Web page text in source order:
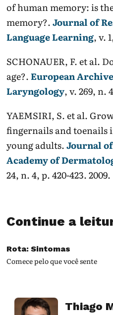
of human memory: is
memory?.Journal of
Language Learning, v.
SCHONAUER, F. et al.
age?.European
Laryngology, v. 269, n.
YAEMSIRI, S. et al.
fingernails and toenails
young adults.Journal
Academy of
24, n. 4, p. 420-423. 2009.
Continue a
Rota: Sintomas
Comece pelo que você sente
Thiago